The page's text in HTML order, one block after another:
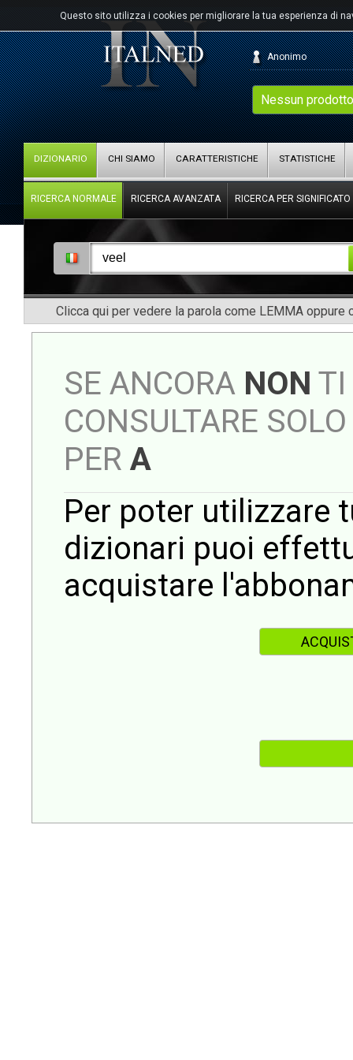
Questo sito utilizza i cookies per migliorare la tua esperienza di
Nessun
Anonimo
DIZIONARIO CHI SIAMO CARATTERISTICHE STATISTICHE
RICERCA NORMALE RICERCA AVANZATA RICERCA PER SIGNIFICATO
Clicca qui per vedere la parola come LEMMA oppure
SE ANCORA NON TI
CONSULTARE
PER A
Per poter utilizzare
dizionari puoi
acquistare